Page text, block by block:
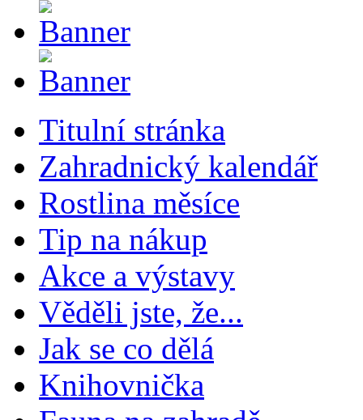
Titulní stránka
Zahradnický kalendář
Rostlina měsíce
Tip na nákup
Akce a výstavy
Věděli jste, že...
Jak se co dělá
Knihovnička